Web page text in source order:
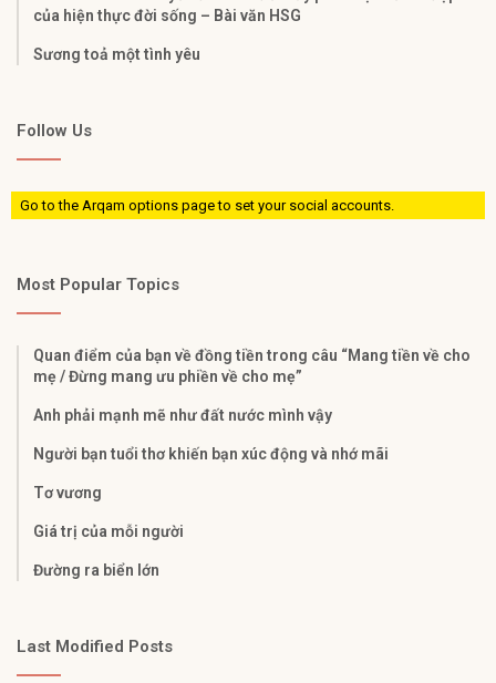
của hiện thực đời sống – Bài văn HSG
Sương toả một tình yêu
Follow Us
Go to the Arqam options page to set your social accounts.
Most Popular Topics
Quan điểm của bạn về đồng tiền trong câu “Mang tiền về cho
mẹ / Đừng mang ưu phiền về cho mẹ”
Anh phải mạnh mẽ như đất nước mình vậy
Người bạn tuổi thơ khiến bạn xúc động và nhớ mãi
Tơ vương
Giá trị của mỗi người
Đường ra biển lớn
Last Modified Posts